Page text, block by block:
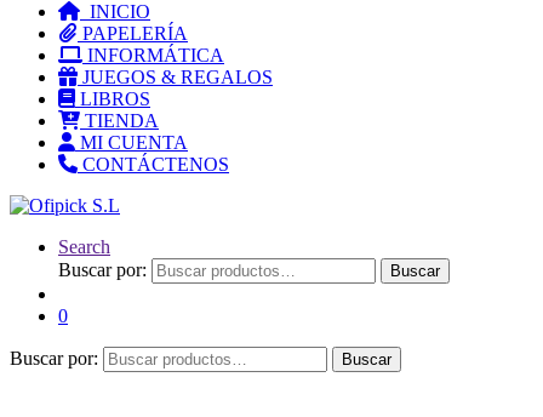
INICIO
PAPELERÍA
INFORMÁTICA
JUEGOS & REGALOS
LIBROS
TIENDA
MI CUENTA
CONTÁCTENOS
Search
Buscar por:
Buscar
0
Buscar por: Buscar